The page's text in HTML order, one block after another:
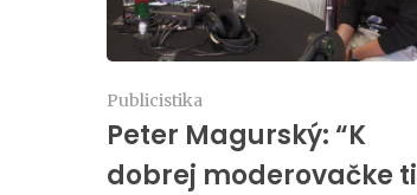
Publicistika
Peter Magurský: “K
dobrej moderovačke ti